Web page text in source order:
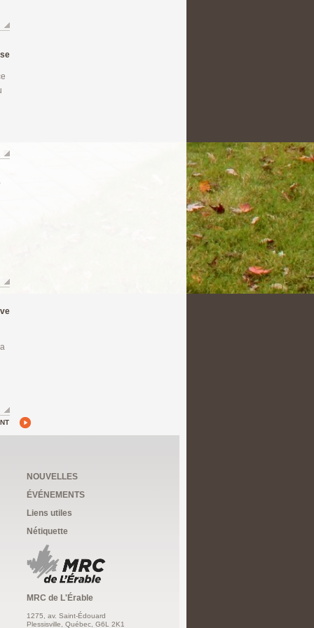
NOUVELLES
ÉVÉNEMENTS
Liens utiles
Nétiquette
MRC de L'Érable
1275, av. Saint-Édouard
Plessisville, Québec, G6L 2K1